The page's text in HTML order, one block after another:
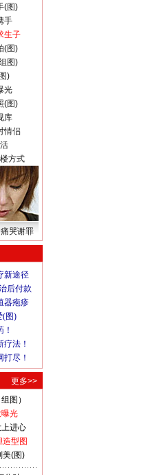
(图)
手
生子
(图)
图)
)
光
(图)
库
情侣
方式
哭谢罪
更多>>
图）
光
上进心
型图
美(图)